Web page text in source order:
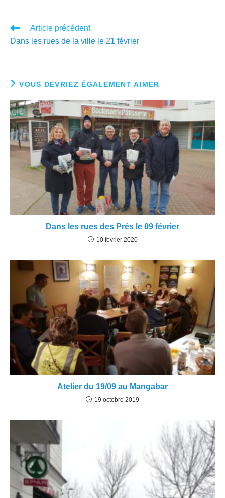
Article précédent
Dans les rues de la ville le 21 février
VOUS DEVRIEZ ÉGALEMENT AIMER
Dans les rues des Prés le 09 février
10 février 2020
Atelier du 19/09 au Mangabar
19 octobre 2019